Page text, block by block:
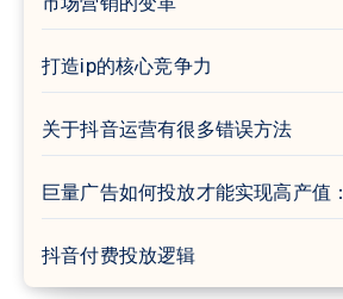
打造ip的核心竞争力
关于抖音运营有很多错误方法
巨量广告如何投放才能实现高产值：
抖音付费投放逻辑